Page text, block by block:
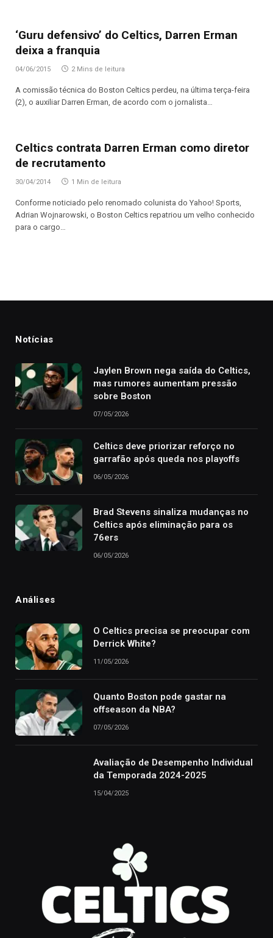
‘Guru defensivo’ do Celtics, Darren Erman
deixa a franquia
04/06/2015 2 Mins de leitura
A comissão técnica do Boston Celtics perdeu, na última terça-feira
(2), o auxiliar Darren Erman, de acordo com o jornalista…
Celtics contrata Darren Erman como diretor
de recrutamento
30/04/2014 1 Min de leitura
Conforme noticiado pelo renomado colunista do Yahoo! Sports,
Adrian Wojnarowski, o Boston Celtics repatriou um velho conhecido
para o cargo…
Notícias
Jaylen Brown nega saída do Celtics,
mas rumores aumentam pressão
sobre Boston
07/05/2026
Celtics deve priorizar reforço no
garrafão após queda nos playoffs
06/05/2026
Brad Stevens sinaliza mudanças no
Celtics após eliminação para os
76ers
06/05/2026
Análises
O Celtics precisa se preocupar com
Derrick White?
11/05/2026
Quanto Boston pode gastar na
offseason da NBA?
07/05/2026
Avaliação de Desempenho Individual
da Temporada 2024-2025
15/04/2025